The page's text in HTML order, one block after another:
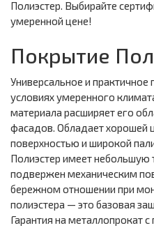
Полиэстер. Выбирайте
умеренной цене!
Покрытие
Универсальное и
условиях умеренного
материала расширяет его
фасадов. Обладает хорошей
поверхностью и широкой
Полиэстер имеет
подвержен механическим
бережном отношении при
полиэстера — это базовая
Гарантия на металлопрокат